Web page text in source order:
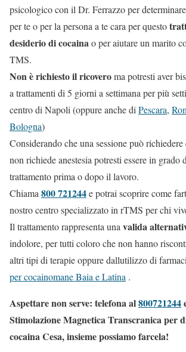
psicologico con il Dr. Ferrazzo per
per te o per la persona a te cara per questo
desiderio di cocainao per aiutare un marito
TMS.
Non è richiesto il ricoveroma potresti aver
a trattamenti di 5 giorni a settimana per più
centro di Napoli (oppure anche di Pescara,
Bologna)
Considerando che una sessione può
non richiede anestesia potresti essere in grado
trattamento prima o dopo il lavoro.
Chiama 800 721244e potrai scoprire come
nostro centro specializzato in rTMS per chi
Il trattamento rappresenta una valida
indolore, per tutti coloro che non hanno
altri tipi di terapie oppure dallutilizzo di
per cocainomane Baia e Latina .
Aspettare non serve: telefona al800721244
Stimolazione Magnetica Transcranica per
cocaina Cesa, insieme possiamo farcela!